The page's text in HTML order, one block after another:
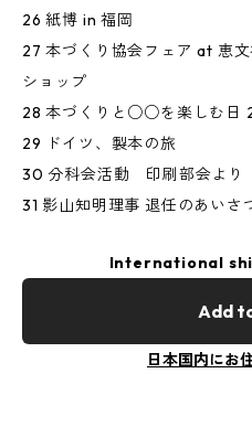
26 紙博 in 福岡
27 本づくり協会フェア at 恵
ショップ
28 本づくりと○○を楽しむ日
29 ドイツ、製本の旅
30 分科会活動 印刷部会より
31 影山知明理事 退任のあいさ
International
Add
日本国内にお